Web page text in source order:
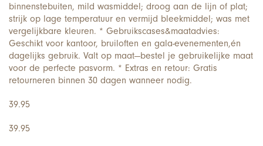
binnenstebuiten, mild wasmiddel; droog aan de lijn of plat;
strijk op lage temperatuur en vermijd bleekmiddel; was met
vergelijkbare kleuren. * Gebruikscases&maatadvies:
Geschikt voor kantoor, bruiloften en gala-evenementen,én
dagelijks gebruik. Valt op maat—bestel je gebruikelijke maat
voor de perfecte pasvorm. * Extras en retour: Gratis
retourneren binnen 30 dagen wanneer nodig.
39.95
39.95